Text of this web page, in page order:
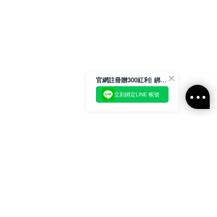
官網註冊贈300紅利| 綁定LINE再領取專屬優惠
立刻綁定LINE 帳號